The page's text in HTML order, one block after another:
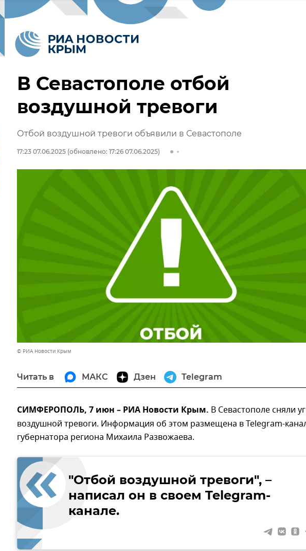
В Севастополе отбой
воздушной тревоги
Отбой воздушной тревоги объявили в Севастополе
17:23 07.06.2025 (обновлено: 17:26 07.06.2025)
© РИА Новости Крым
Читать в МАКС Дзен Telegram
СИМФЕРОПОЛЬ, 7 июн – РИА Новости Крым. В Севастополе сняли
воздушной тревоги. Информация об этом размещена в Telegram-
губернатора региона Михаила Развожаева.
"Отбой воздушной тревоги", –
написал он в своем Telegram-
канале.